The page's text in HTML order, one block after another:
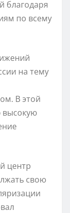
благодаря
по всему
на тему
В этой
высокую
центр
свою